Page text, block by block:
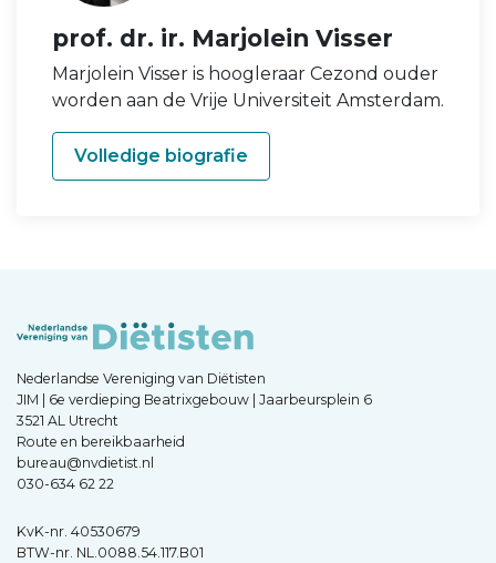
prof. dr. ir. Marjolein Visser
Marjolein Visser is hoogleraar Cezond ouder
worden aan de Vrije Universiteit Amsterdam.
Volledige biografie
Nederlandse Vereniging van Diëtisten
JIM | 6e verdieping Beatrixgebouw | Jaarbeursplein 6
3521 AL Utrecht
Route en bereikbaarheid
bureau@nvdietist.nl
030-634 62 22
KvK-nr. 40530679
BTW-nr. NL.0088.54.117.B01